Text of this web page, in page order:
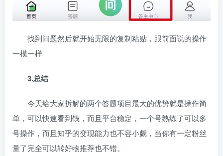
找到问题然后就开始无限的复制粘贴，跟前面说的操作
一模一样
3.总结
今天给大家拆解的两个答题项目最大的优势就是操作简
单，可以快速看到钱，而且平台稳定，一个号熟练了可以多
号操作，而且知乎的变现能力也不容小觑，当你有一定粉丝
量了完全可以转好物推荐也不错。